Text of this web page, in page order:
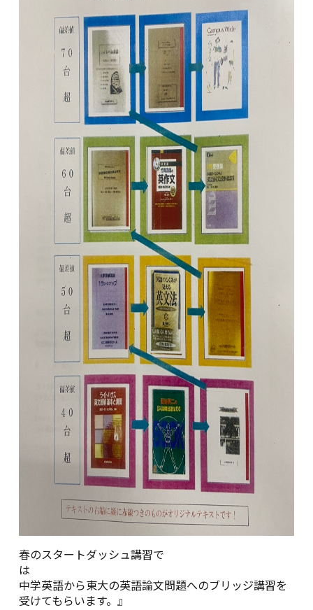
春のスタートダッシュ講習で
中学英語から東大の英語論文問題へのブリッジ講習を
受けてもらいます。』